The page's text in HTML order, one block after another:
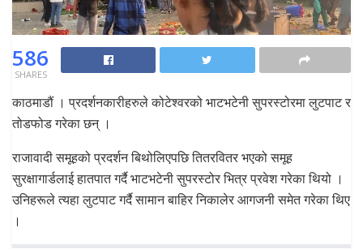
586
SHARES
काठमाडौं । प्रदर्शनकारीहरुले कोटेश्वरको भाटभटेनी सुपरस्टोरमा लुटपाट र
तोडफोड गरेका छन् ।
राजावादी समूहको प्रदर्शन बिथोलिएपछि तितरवितर भएको समूह
सुरक्षागार्डलाई हातपात गर्दै भाटभटेनी सुपरस्टोर भित्र प्रवेश गरेका थियो ।
उनिहरूले त्यहा लुटपाट गर्दै सामान बाहिर निकालेर आगजनी समेत गरेका थिए
।